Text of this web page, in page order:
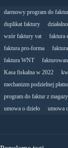
darmowy program do
duplikat faktury
wzór faktury vat
faktura
faktura pro-forma
faktura WNT
Kasa fiskalna w 2022
mechanizm podzielnej
program do faktur z
umowa o dzieło
umowa